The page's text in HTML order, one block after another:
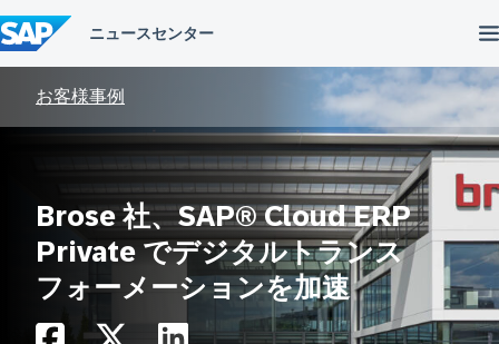
ン
テ
ン
お客様事例
Brose 社、SAP® Cloud ERP
Private でデジタルトランス
フォーメーションを加速